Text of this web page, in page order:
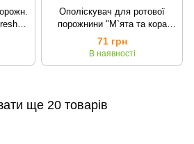
Ополіскувач для ротової
порожнини "М`ята та кора
дуба" 250мл VamaFarm
71 грн
В наявності
ще 20 товарів